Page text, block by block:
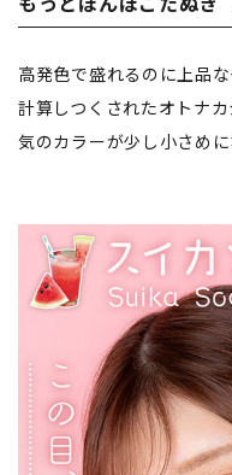
高発色で盛れるのに上品
計算しつくされたオトナ
気のカラーが少し小さめ